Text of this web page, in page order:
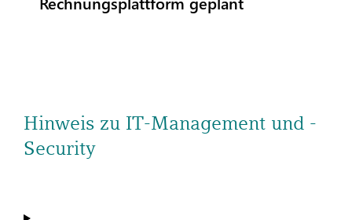
Hinweis zu IT-Management und -
Security